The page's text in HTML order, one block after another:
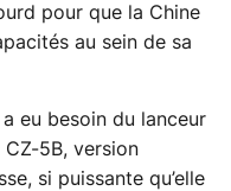
pour que la Chine
au sein de sa
eu besoin du lanceur
CZ-5B, version
si puissante qu’elle